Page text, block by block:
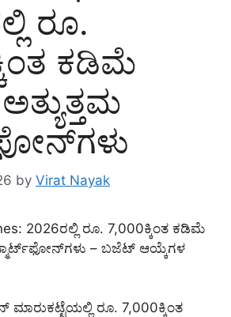
ರೂ.
ಕಡಿಮೆ
by Virat Nayak
2026ರಲ್ಲಿ ರೂ. 7,000ಕ್ಕಿಂತ ಕಡಿಮೆ
– ಬಜೆಟ್ ಆಯ್ಕೆಗಳ
ರೂ. 7,000ಕ್ಕಿಂತ